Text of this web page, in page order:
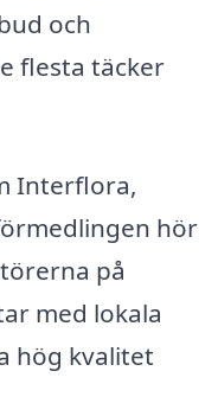
och
flesta täcker
Interflora,
hör
på
med lokala
hög kvalitet